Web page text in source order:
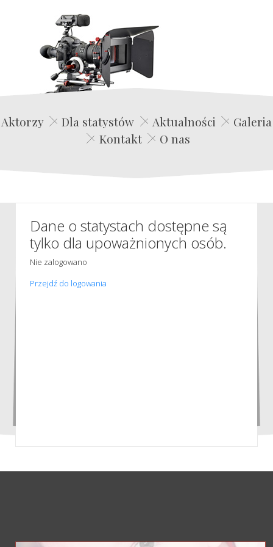
Edwin Film Agencja Aktorska
Aktorzy Dla statystów Aktualności
Galeria
Kontakt
O nas
Dane o statystach dostępne są
tylko dla upoważnionych osób.
Nie zalogowano
Przejdź do logowania